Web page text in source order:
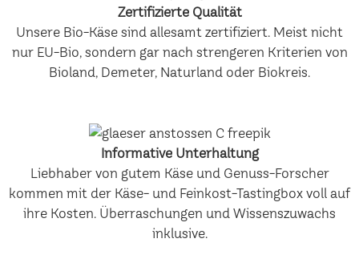
Zertifizierte Qualität
Unsere Bio-Käse sind allesamt zertifiziert. Meist nicht
nur EU-Bio, sondern gar nach strengeren Kriterien von
Bioland, Demeter, Naturland oder Biokreis.
Informative Unterhaltung
Liebhaber von gutem Käse und Genuss-Forscher
kommen mit der Käse- und Feinkost-Tastingbox voll auf
ihre Kosten. Überraschungen und Wissenszuwachs
inklusive.